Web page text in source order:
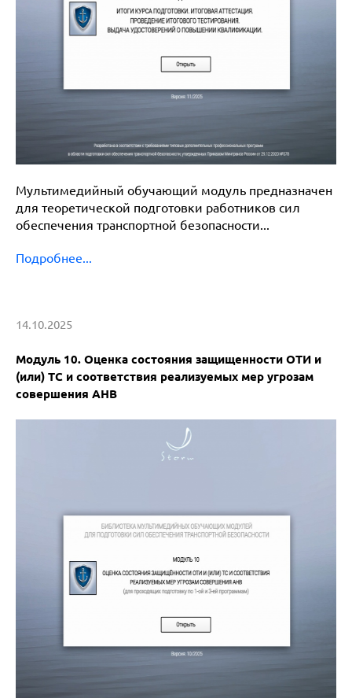
Мультимедийный обучающий модуль предназначен
для теоретической подготовки работников сил
обеспечения транспортной безопасности...
Подробнее...
14.10.2025
Модуль 10. Оценка состояния защищенности ОТИ и
(или) ТС и соответствия реализуемых мер угрозам
совершения АНВ